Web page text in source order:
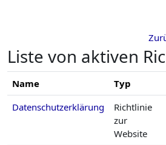
Liste von aktiven
Name Typ
Datenschutzerklärung
Richtlinie
zur
Website